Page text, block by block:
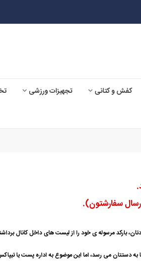
کفش و کتانی تجهیزات ورزشی
بارکد مرسوله ی خود را از لیست های داخل کانال
شما به دستتان می رسد، اما این موضوع به اداره پست یا